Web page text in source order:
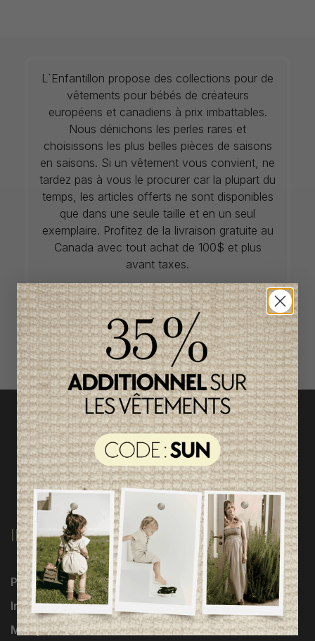
L`Enfantillon propose des collections pour de
vêtements pour bébés de créateurs
européens et canadiens à prix imbattables.
Nous dénichons les perles rares et
choisissons les plus belles pièces de saisons
en saisons. Si un vêtement vous convient, ne
tardez pas à vous le procurer car la plupart du
temps, les articles offerts ne sont disponibles
que dans une seule taille et en un seul
exemplaire. Profitez de la livraison gratuite au
Canada avec tout achat de 100$ et plus
avant taxes.
ACCÈS RAPIDE
magasinez par catégorie
INFORMATIONS
Programme Loyauté
Influenceuses
Marques